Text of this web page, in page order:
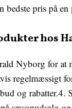
bedste pris på
hos
Nyborg for
regelmæssigt
og